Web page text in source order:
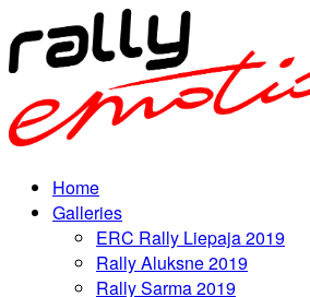
Home
Galleries
ERC Rally Liepaja 2019
Rally Aluksne 2019
Rally Sarma 2019